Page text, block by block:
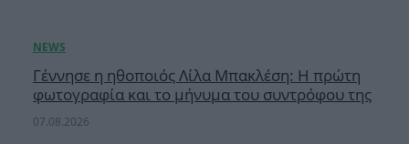
Γέννησε η ηθοποιός Λίλα Μπακλέση: Η πρώτη
φωτογραφία και το μήνυμα του συντρόφου της
07.08.2026